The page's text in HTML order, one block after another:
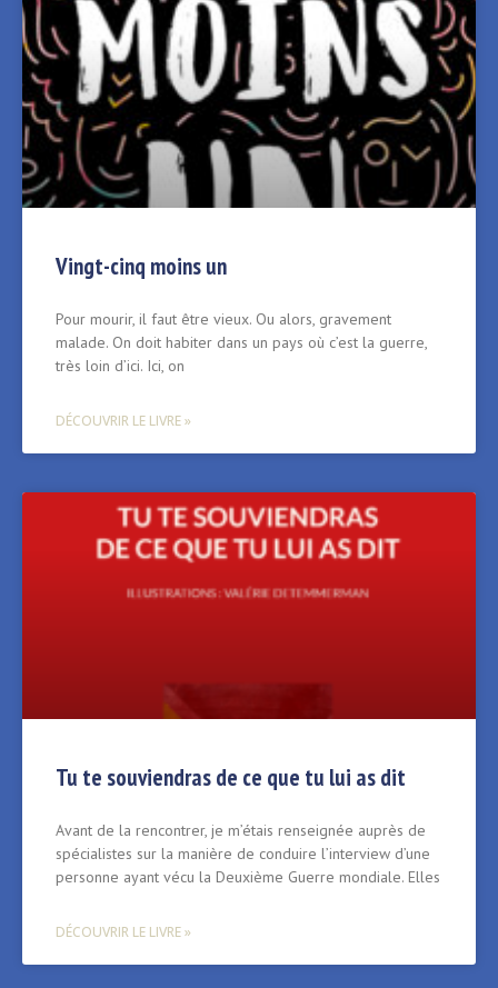
Vingt-cinq moins un
Pour mourir, il faut être vieux. Ou alors, gravement
malade. On doit habiter dans un pays où c’est la guerre,
très loin d’ici. Ici, on
DÉCOUVRIR LE LIVRE »
Tu te souviendras de ce que tu lui as dit
Avant de la rencontrer, je m’étais renseignée auprès de
spécialistes sur la manière de conduire l’interview d’une
personne ayant vécu la Deuxième Guerre mondiale. Elles
DÉCOUVRIR LE LIVRE »